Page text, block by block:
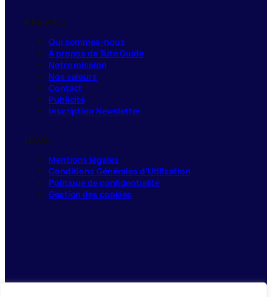
À PROPOS
Qui sommes-nous
A propos de Tuto Guide
Notre mission
Nos valeurs
Contact
Publicité
Inscription Newsletter
LÉGAL
Mentions légales
Conditions Générales d’Utilisation
Politique de confidentialité
Gestion des cookies
contact@tuto-expert.com